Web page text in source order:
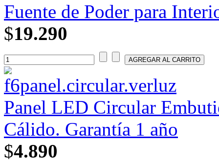
Fuente de Poder para
$19.290
Panel LED Circular
Cálido. Garantía 1 año
$4.890